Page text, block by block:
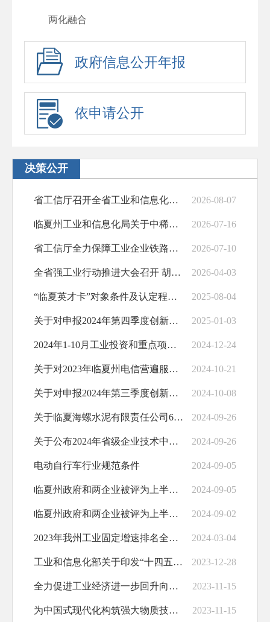
两化融合
政府信息公开年报
依申请公开
决策公开
省工信厅召开全省工业和信息化部门上半年工... 2026-08-07
临夏州工业和信息化局关于中稀（甘肃）稀土... 2026-07-16
省工信厅全力保障工业企业铁路运输畅通 2026-07-10
全省强工业行动推进大会召开 胡昌升出席并... 2026-04-03
“临夏英才卡”对象条件及认定程序、服务内... 2025-08-04
关于对申报2024年第四季度创新型中小企... 2025-01-03
2024年1-10月工业投资和重点项目建... 2024-12-24
关于对2023年临夏州电信营遍服务项目验... 2024-10-21
关于对申报2024年第三季度创新型中小企... 2024-10-08
关于临夏海螺水泥有限责任公司6666t/... 2024-09-26
关于公布2024年省级企业技术中心考核结... 2024-09-26
电动自行车行业规范条件 2024-09-05
临夏州政府和两企业被评为上半年全省工业经... 2024-09-05
临夏州政府和两企业被评为上半年全省工业经... 2024-09-02
2023年我州工业固定增速排名全省第一 2024-03-04
工业和信息化部关于印发“十四五”信息通信... 2023-12-28
全力促进工业经济进一步回升向好——访工业... 2023-11-15
为中国式现代化构筑强大物质技术基础——论... 2023-11-15